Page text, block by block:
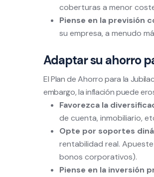
coberturas a menor
Piense en la previsión
su empresa, a menudo
Adaptar su ahorro
El Plan de Ahorro para la
embargo, la inflación puede
Favorezca la
de cuenta, inmobiliario,
Opte por soportes
rentabilidad real.
bonos corporativos).
Piense en la inversión